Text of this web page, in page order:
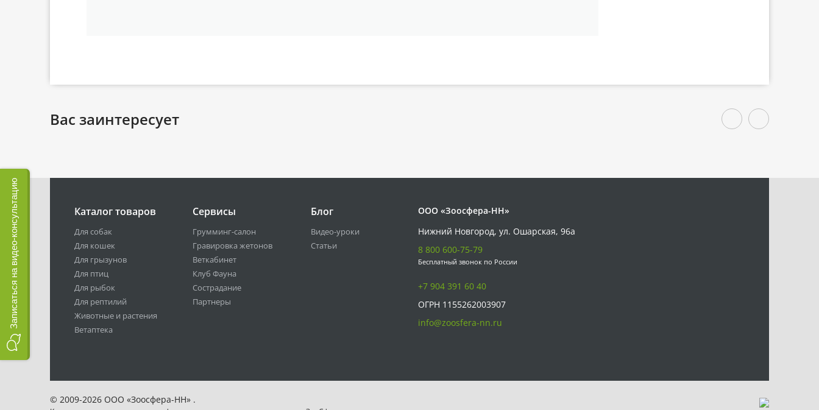
Вас заинтересует
Каталог товаров
Для собак
Для кошек
Для грызунов
Для птиц
Для рыбок
Для рептилий
Животные и растения
Ветаптека
Сервисы
Грумминг-салон
Гравировка жетонов
Веткабинет
Клуб Фауна
Сострадание
Партнеры
Блог
Видео-уроки
Статьи
ООО «Зоосфера-НН»
Нижний Новгород, ул. Ошарская, 96а
8 800 600-75-79
Бесплатный звонок по России
+7 904 391 60 40
ОГРН 1155262003907
info@zoosfera-nn.ru
© 2009-2026 ООО «Зоосфера-НН» .
Записаться на видео-консультацию